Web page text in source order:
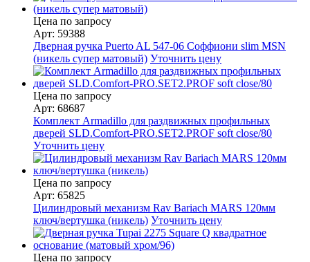
Цена по запросу
Арт: 59388
Дверная ручка Puerto AL 547-06 Соффиони slim MSN
(никель супер матовый) Уточнить цену
Цена по запросу
Арт: 68687
Комплект Armadillo для раздвижных профильных
дверей SLD.Comfort-PRO.SET2.PROF soft close/80
Уточнить цену
Цена по запросу
Арт: 65825
Цилиндровый механизм Rav Bariach MARS 120мм
ключ/вертушка (никель) Уточнить цену
Цена по запросу